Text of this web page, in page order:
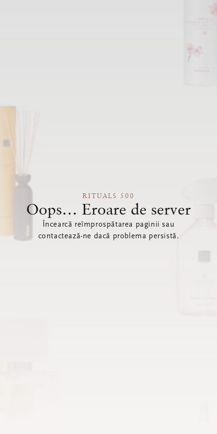
RITUALS 500
Oops… Eroare de server
Încearcă reîmprospătarea paginii sau
contactează-ne dacă problema persistă.